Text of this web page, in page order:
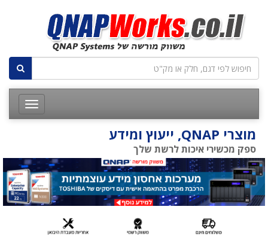
מוצרי QNAP, ייעוץ ומידע
ספק מכשירי איכות לרשת שלך